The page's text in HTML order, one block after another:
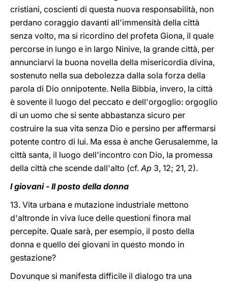
cristiani, coscienti di questa nuova responsabilità, non
perdano coraggio davanti all'immensità della città
senza volto, ma si ricordino del profeta Giona, il quale
percorse in lungo e in largo Ninive, la grande città, per
annunciarvi la buona novella della misericordia divina,
sostenuto nella sua debolezza dalla sola forza della
parola di Dio onnipotente. Nella Bibbia, invero, la città
è sovente il luogo del peccato e dell'orgoglio: orgoglio
di un uomo che si sente abbastanza sicuro per
costruire la sua vita senza Dio e persino per affermarsi
potente contro di lui. Ma essa è anche Gerusalemme, la
città santa, il luogo dell'incontro con Dio, la promessa
della città che scende dall'alto (cf.Ap 3, 12; 21, 2).
I giovani - Il posto della donna
13. Vita urbana e mutazione industriale mettono
d'altronde in viva luce delle questioni finora mal
percepite. Quale sarà, per esempio, il posto della
donna e quello dei giovani in questo mondo in
gestazione?
Dovunque si manifesta difficile il dialogo tra una